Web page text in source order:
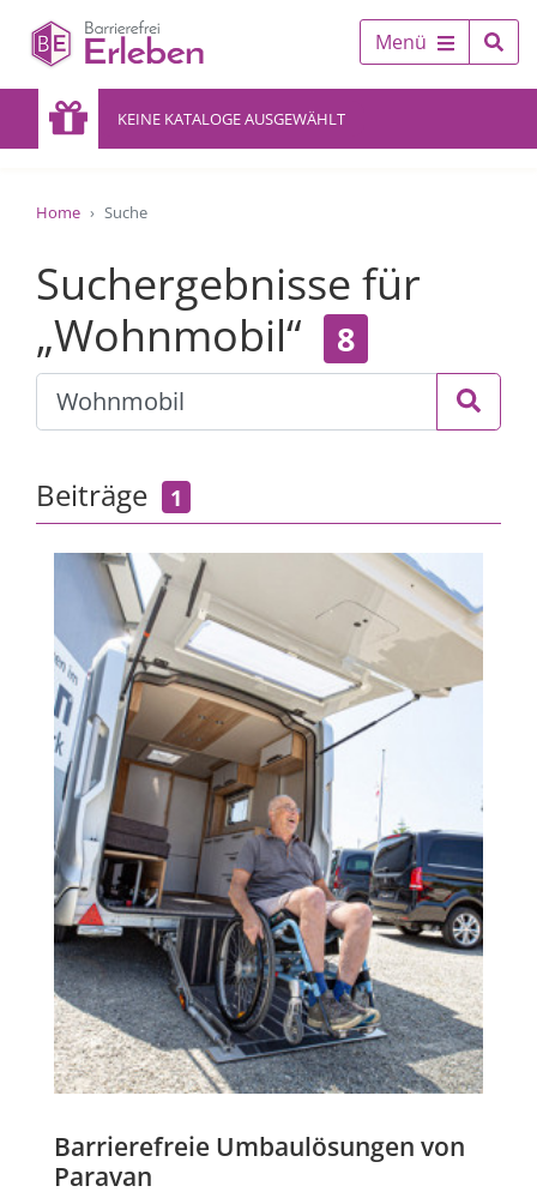
Menü
KEINE KATALOGE AUSGEWÄHLT
Home Suche
Suchergebnisse für
„Wohnmobil“
8
Beiträge 1
Barrierefreie Umbaulösungen von
Paravan